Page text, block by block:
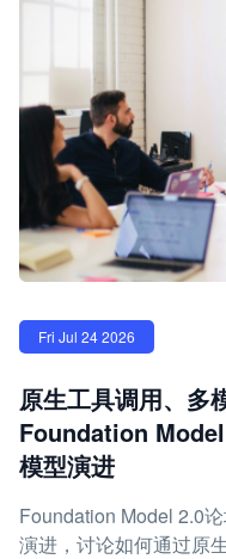
Fri Jul 24 2026
原生工具调用、多
Foundation
模型演进
Foundation Model 2.0
演进，讨论如何通过原